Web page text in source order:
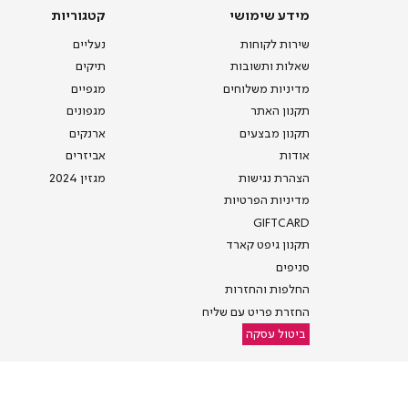
מידע
מידע שימושי
שירות לקוחות
שאלות ותשובות
מדיניות משלוחים
תקנון האתר
תקנון מבצעים
אודות
הצהרת נגישות
מדיניות הפרטיות
GIFTCARD
תקנון גיפט קארד
סניפים
החלפות והחזרות
החזרת פריט עם שליח
ביטול עסקה
קטגוריות
קטגוריות
נעליים
תיקים
מגפיים
מגפונים
ארנקים
אביזרים
מגזין 2024